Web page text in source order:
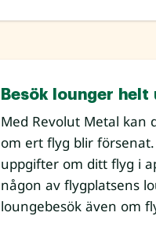
Besök lounger helt
Med Revolut Metal kan
om ert flyg blir
uppgifter om ditt flyg i
någon av flygplatsens
loungebesök även om